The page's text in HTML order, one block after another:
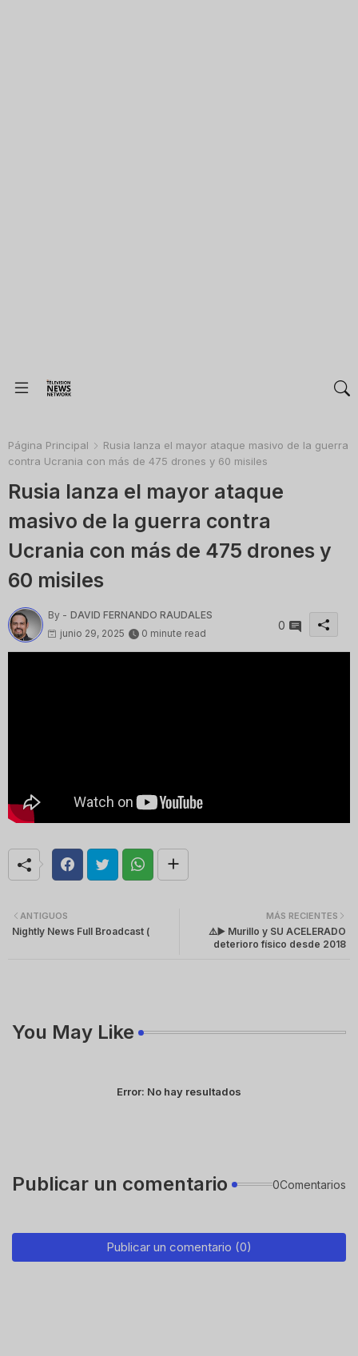
Página Principal
Rusia lanza el mayor ataque masivo de la guerra
contra Ucrania con más de 475 drones y 60 misiles
Rusia lanza el mayor ataque
masivo de la guerra contra
Ucrania con más de 475 drones y
60 misiles
By - DAVID FERNANDO RAUDALES
junio 29, 2025
0 minute read
0
MÁS RECIENTES
⚠️▶️ Murillo y SU ACELERADO
deterioro físico desde 2018
ANTIGUOS
Nightly News Full Broadcast (
You May Like
Error: No hay resultados
Publicar un comentario 0Comentarios
Publicar un comentario (0)